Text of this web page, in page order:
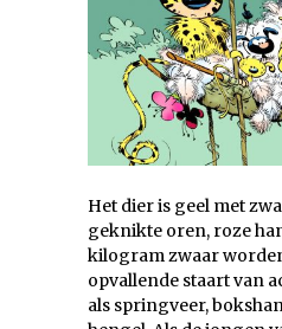
Het dier is geel met
geknikte oren, roze
kilogram zwaar
opvallende staart van
als springveer,